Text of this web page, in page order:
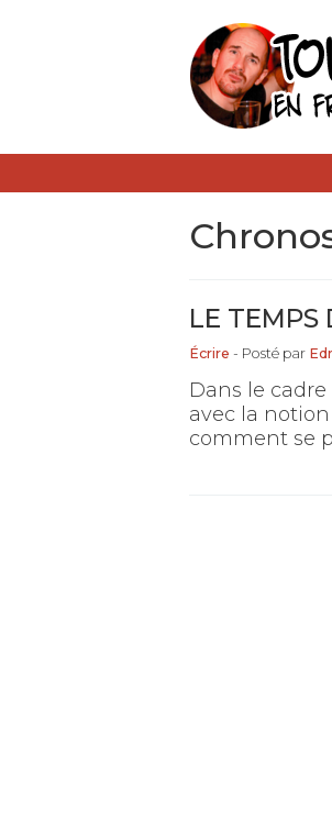
LE TEMPS
Écrire - Posté par
Dans le
avec la notion
comment se